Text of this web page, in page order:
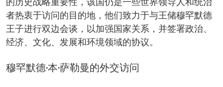
的历史战略重要性，该国仍是一些世界领导人和统治
者热衷于访问的目的地，他们致力于与王储穆罕默德
王子进行双边会谈，以加强国家关系，并签署政治、
经济、文化、发展和环境领域的协议。
穆罕默德·本·萨勒曼的外交访问